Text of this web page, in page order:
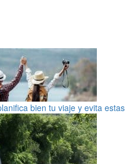
bien tu viaje y evita